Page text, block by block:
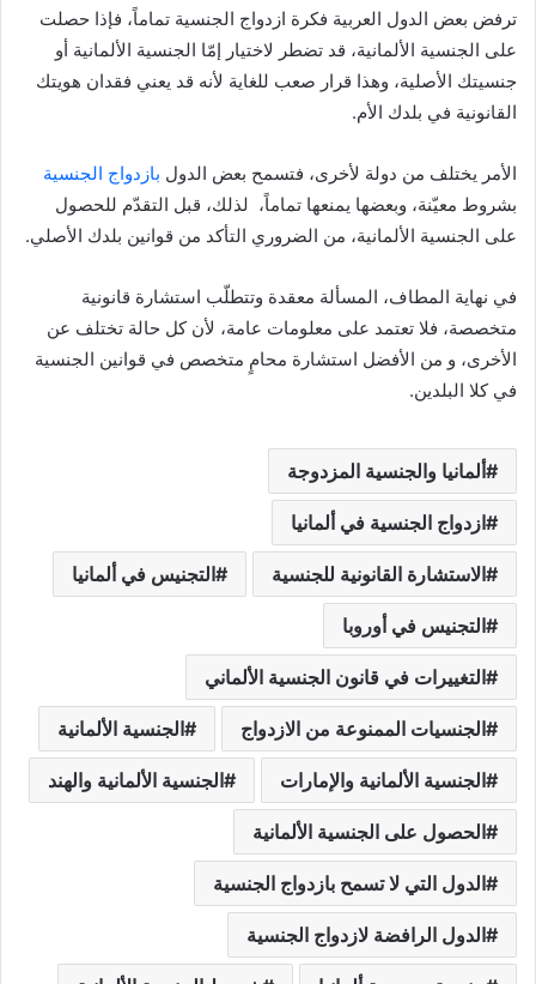
ترفض بعض الدول العربية فكرة ازدواج الجنسية تماماً، فإذا حصلت
على الجنسية الألمانية، قد تضطر لاختيار إمّا الجنسية الألمانية أو
جنسيتك الأصلية، وهذا قرار صعب للغاية لأنه قد يعني فقدان هويتك
القانونية في بلدك الأم.
الأمر يختلف من دولة لأخرى، فتسمح بعض الدول بازدواج الجنسية
بشروط معيّنة، وبعضها يمنعها تماماً، لذلك، قبل التقدّم للحصول
على الجنسية الألمانية، من الضروري التأكد من قوانين بلدك الأصلي.
في نهاية المطاف، المسألة معقدة وتتطلّب استشارة قانونية
متخصصة، فلا تعتمد على معلومات عامة، لأن كل حالة تختلف عن
الأخرى، و من الأفضل استشارة محامٍ متخصص في قوانين الجنسية
في كلا البلدين.
ألمانيا والجنسية المزدوجة
ازدواج الجنسية في ألمانيا
الاستشارة القانونية للجنسية التجنيس في ألمانيا
التجنيس في أوروبا
التغييرات في قانون الجنسية الألماني
الجنسيات الممنوعة من الازدواج الجنسية الألمانية
الجنسية الألمانية والإمارات الجنسية الألمانية والهند
الحصول على الجنسية الألمانية
الدول التي لا تسمح بازدواج الجنسية
الدول الرافضة لازدواج الجنسية